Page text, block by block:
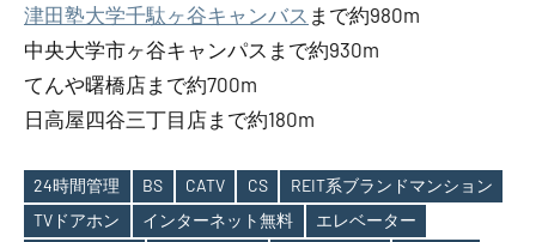
津田塾大学千駄ヶ谷キャンバス まで約980m
中央大学市ヶ谷キャンパスまで約930m
てんや曙橋店まで約700m
日高屋四谷三丁目店まで約180m
24時間管理 BS CATV CS
REIT系ブランドマンション
TVドアホン
インターネット無料
エレベーター